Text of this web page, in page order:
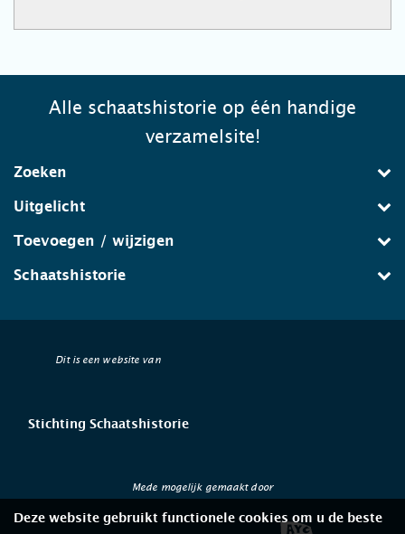
Alle schaatshistorie op één handige
verzamelsite!
Zoeken
Uitgelicht
Toevoegen / wijzigen
Schaatshistorie
Dit is een website van
Stichting Schaatshistorie
Mede mogelijk gemaakt door
Deze website gebruikt functionele cookies om u de beste